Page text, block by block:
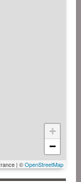
+
−
| ©OpenStreetMap